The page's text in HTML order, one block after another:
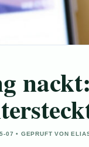
07 • GEPRUFT VON